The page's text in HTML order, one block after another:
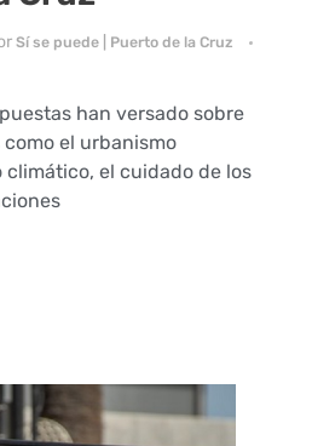
Sí se puede | Puerto de la Cruz
han versado sobre
el urbanismo
climático, el cuidado de los